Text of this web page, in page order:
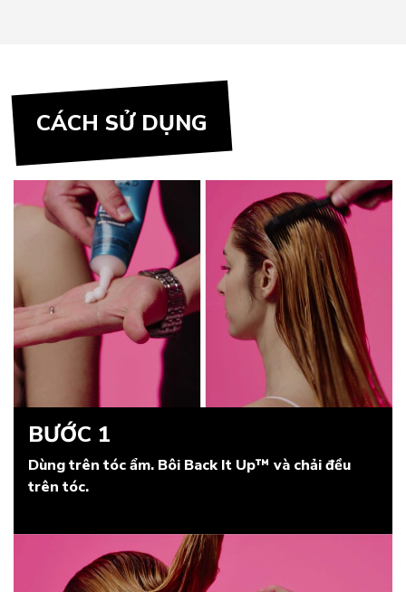
CÁCH SỬ DỤNG
BƯỚC 1
Dùng trên tóc ẩm. Bôi Back It Up™ và chải đều
trên tóc.